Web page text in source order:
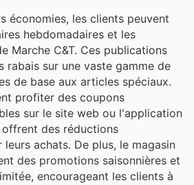
économies, les clients peuvent
hebdomadaires et les
Marche C&T. Ces publications
rabais sur une vaste gamme de
de base aux articles spéciaux.
profiter des coupons
sur le site web ou l'application
offrent des réductions
leurs achats. De plus, le magasin
des promotions saisonnières et
encourageant les clients à